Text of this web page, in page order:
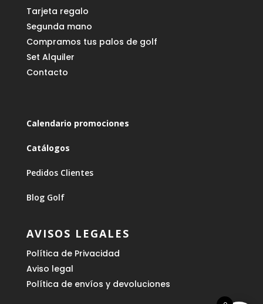
Tarjeta regalo
Segunda mano
Compramos tus palos de golf
Set Alquiler
Contacto
Calendario promociones
Catálogos
Pedidos Clientes
Blog Golf
AVISOS LEGALES
Política de Privacidad
Aviso legal
Política de envíos y devoluciones